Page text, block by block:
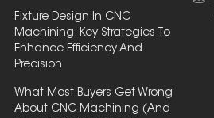
Fixture Design In CNC
Machining: Key Strategies To
Enhance Efficiency And
Precision
What Most Buyers Get Wrong
About CNC Machining (And